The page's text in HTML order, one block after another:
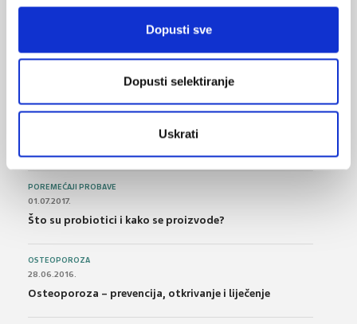
Dopusti sve
Dopusti selektiranje
Uskrati
Bolna leđa - medicinske vježbe (nove smjernice)
14.07.2016.
Nesteroidni antireumatici i gastrointestinalna
POREMEĆAJI PROBAVE
01.07.2017.
Što su probiotici i kako se proizvode?
OSTEOPOROZA
28.06.2016.
Osteoporoza – prevencija, otkrivanje i liječenje